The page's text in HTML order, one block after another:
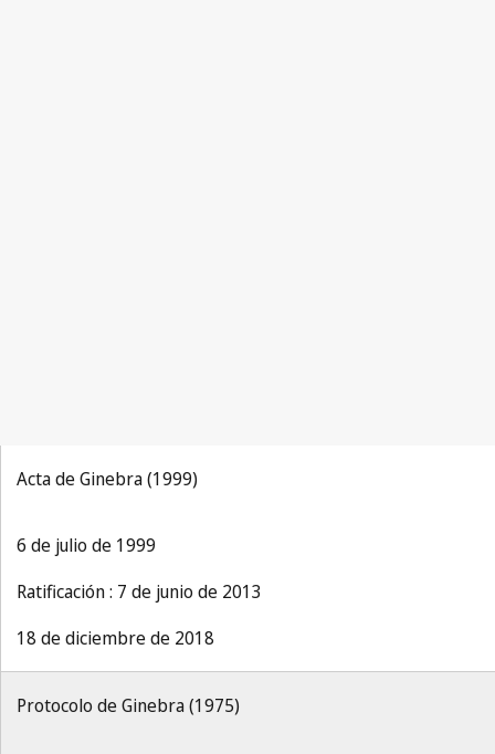
Acta de Ginebra (1999)
6 de julio de 1999
Ratificación : 7 de junio de 2013
18 de diciembre de 2018
Protocolo de Ginebra (1975)